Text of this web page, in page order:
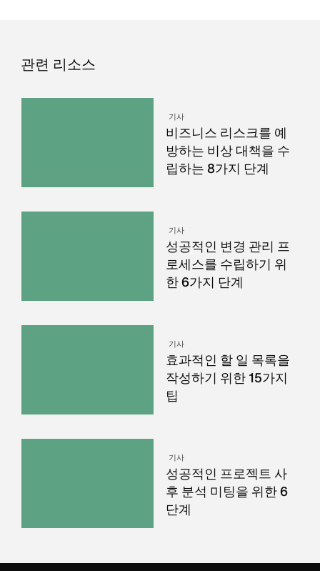
관련 리소스
기사
비즈니스 리스크를 예
방하는 비상 대책을 수
립하는 8가지 단계
기사
성공적인 변경 관리 프
로세스를 수립하기 위
한 6가지 단계
기사
효과적인 할 일 목록을
작성하기 위한 15가지
팁
기사
성공적인 프로젝트 사
후 분석 미팅을 위한 6
단계